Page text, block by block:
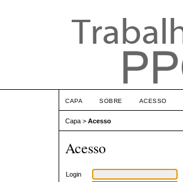
CAPA SOBRE ACESSO
Capa > Acesso
Acesso
Login